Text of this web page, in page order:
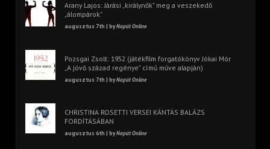
Arany Lajos: Járási „királynők” meg a veszekedő
„álompárok”
augusztus 7th | byNapút Online
Pozsgai Zsolt: 1952 (játékfilm forgatókönyv Jókai Mór
„A jövő század regénye” című műve alapján)
augusztus 7th | byNapút Online
CHRISTINA ROSETTI VERSEI KÁNTÁS BALÁZS
FORDÍTÁSÁBAN
augusztus 6th | byNapút Online